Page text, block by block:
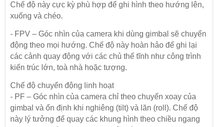
Chế độ này cực kỳ phù hợp để ghi hình theo hướng lên,
xuống và chéo.
- FPV – Góc nhìn của camera khi dùng gimbal sẽ chuyển
động theo mọi hướng. Chế độ này hoàn hảo để ghi lại
các cảnh quay động với các chủ thể tĩnh như công trình
kiến trúc lớn, toà nhà hoặc tượng.
Chế độ chuyển động linh hoạt
- PF – Góc nhìn của camera chỉ theo chuyển xoay của
gimbal và ổn định khi nghiêng (tilt) và lăn (roll). Chế độ
này lý tưởng để quay các khung hình theo chiều ngang